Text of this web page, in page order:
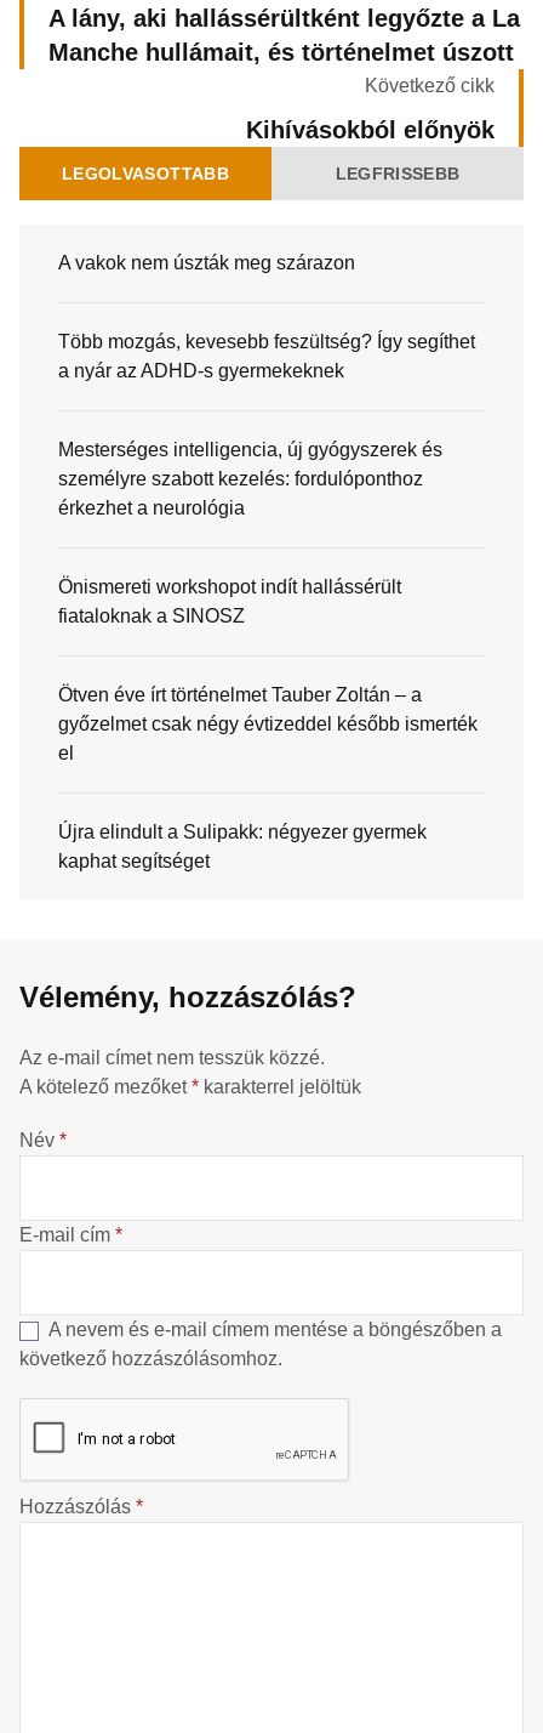
A lány, aki hallássérültként legyőzte a La
Manche hullámait, és történelmet úszott
Következő cikk
Kihívásokból előnyök
LEGOLVASOTTABB LEGFRISSEBB
A vakok nem úszták meg szárazon
Több mozgás, kevesebb feszültség? Így segíthet
a nyár az ADHD-s gyermekeknek
Mesterséges intelligencia, új gyógyszerek és
személyre szabott kezelés: fordulóponthoz
érkezhet a neurológia
Önismereti workshopot indít hallássérült
fiataloknak a SINOSZ
Ötven éve írt történelmet Tauber Zoltán – a
győzelmet csak négy évtizeddel később ismerték
el
Újra elindult a Sulipakk: négyezer gyermek
kaphat segítséget
Vélemény, hozzászólás?
Az e-mail címet nem tesszük közzé.
A kötelező mezőket* karakterrel jelöltük
Név *
E-mail cím *
A nevem és e-mail címem mentése a böngészőben a
következő hozzászólásomhoz.
Hozzászólás *